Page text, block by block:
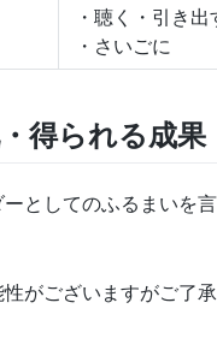
・聴く・引き
・さいごに
得られる成果
としてのふるまいを
がございますがご了